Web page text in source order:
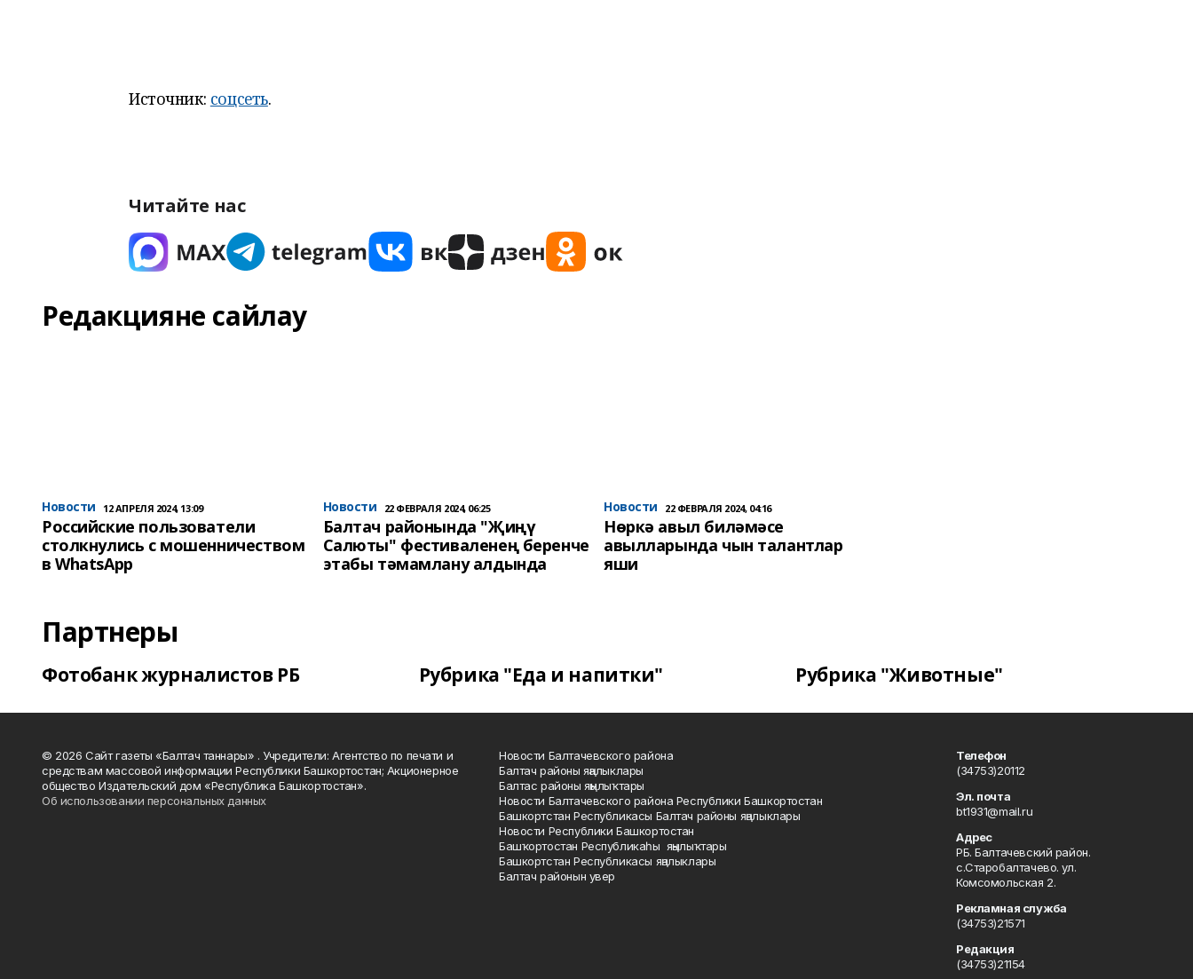
Источник: соцсеть.
Читайте нас
Редакцияне сайлау
Новости 12 АПРЕЛЯ 2024, 13:09
Российские пользователи
столкнулись с мошенничеством
в WhatsApp
Новости 22 ФЕВРАЛЯ 2024, 06:25
Балтач районында "Җиңү
Салюты" фестиваленең беренче
этабы тәмамлану алдында
Новости 22 ФЕВРАЛЯ 2024, 04:16
Нөркә авыл биләмәсе
авылларында чын талантлар
яши
Партнеры
Фотобанк журналистов РБ Рубрика "Еда и напитки" Рубрика "Животные"
© 2026 Сайт газеты «Балтач таннары» . Учредители: Агентство по печати и
средствам массовой информации Республики Башкортостан; Акционерное
общество Издательский дом «Республика Башкортостан».
Об использовании персональных данных
Новости Балтачевского района
Балтач районы яңалыклары
Балтас районы яңылыҡтары
Новости Балтачевского района Республики Башкортостан
Башкортстан Республикасы Балтач районы яңалыклары
Новости Республики Башкортостан
Башҡортостан Республикаһы яңылыҡтары
Башкортстан Республикасы яңалыклары
Балтач районын увер
Телефон
(34753)20112
Эл. почта
bt1931@mail.ru
Адрес
РБ. Балтачевский район.
с.Старобалтачево. ул.
Комсомольская 2.
Рекламная служба
(34753)21571
Редакция
(34753)21154